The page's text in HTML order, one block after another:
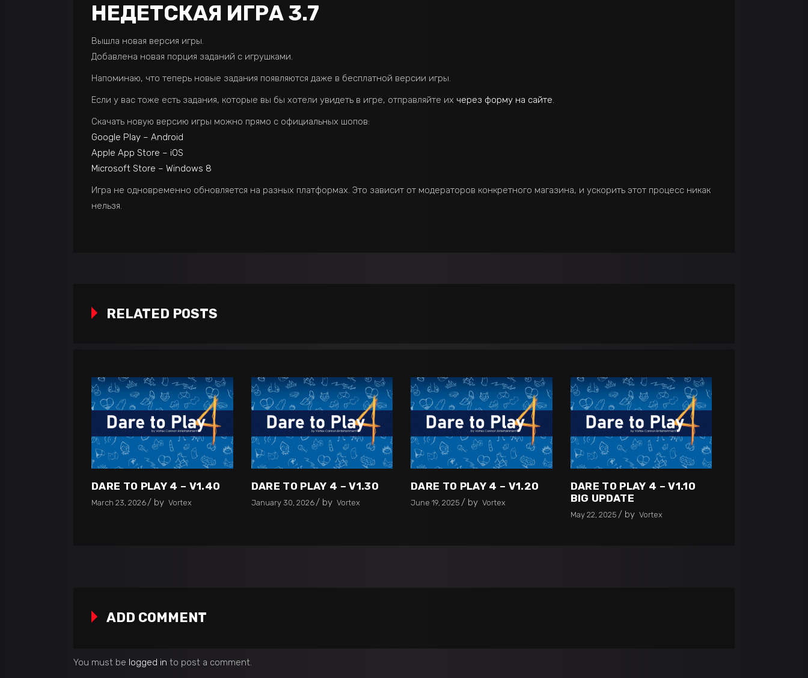
НЕДЕТСКАЯ ИГРА 3.7
Вышла новая версия игры.
Добавлена новая порция заданий с игрушками.
Напоминаю, что теперь новые задания появляются даже в бесплатной версии игры.
Если у вас тоже есть задания, которые вы бы хотели увидеть в игре, отправляйте их через форму на сайте.
Скачать новую версию игры можно прямо с официальных шопов:
Google Play – Android
Apple App Store – iOS
Microsoft Store – Windows 8
Игра не одновременно обновляется на разных платформах. Это зависит от модераторов конкретного магазина, и ускорить этот процесс никак
нельзя.
RELATED POSTS
DARE TO PLAY 4 – V1.40
March 23, 2026 by Vortex
DARE TO PLAY 4 – V1.30
January 30, 2026 by Vortex
DARE TO PLAY 4 – V1.20
June 19, 2025 by Vortex
DARE TO PLAY 4 – V1.10
BIG UPDATE
May 22, 2025 by Vortex
ADD COMMENT
You must be logged in to post a comment.